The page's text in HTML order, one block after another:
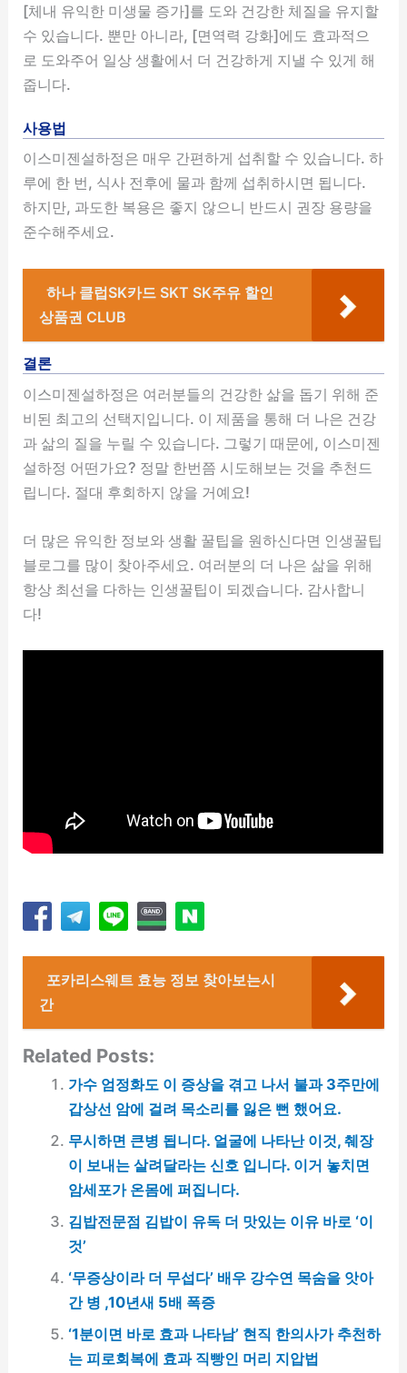
[체내 유익한 미생물 증가]를 도와 건강한 체질을 유지할
수 있습니다. 뿐만 아니라, [면역력 강화]에도 효과적으
로 도와주어 일상 생활에서 더 건강하게 지낼 수 있게 해
줍니다.
사용법
이스미젠설하정은 매우 간편하게 섭취할 수 있습니다. 하
루에 한 번, 식사 전후에 물과 함께 섭취하시면 됩니다.
하지만, 과도한 복용은 좋지 않으니 반드시 권장 용량을
준수해주세요.
하나 클럽SK카드 SKT SK주유 할인
상품권 CLUB
결론
이스미젠설하정은 여러분들의 건강한 삶을 돕기 위해 준
비된 최고의 선택지입니다. 이 제품을 통해 더 나은 건강
과 삶의 질을 누릴 수 있습니다. 그렇기 때문에, 이스미젠
설하정 어떤가요? 정말 한번쯤 시도해보는 것을 추천드
립니다. 절대 후회하지 않을 거예요!
더 많은 유익한 정보와 생활 꿀팁을 원하신다면 인생꿀팁
블로그를 많이 찾아주세요. 여러분의 더 나은 삶을 위해
항상 최선을 다하는 인생꿀팁이 되겠습니다. 감사합니
다!
포카리스웨트 효능 정보 찾아보는시
간
Related Posts:
가수 엄정화도 이 증상을 겪고 나서 불과 3주만에
갑상선 암에 걸려 목소리를 잃은 뻔 했어요.
무시하면 큰병 됩니다. 얼굴에 나타난 이것, 췌장
이 보내는 살려달라는 신호 입니다. 이거 놓치면
암세포가 온몸에 퍼집니다.
김밥전문점 김밥이 유독 더 맛있는 이유 바로 ‘이
것’
‘무증상이라 더 무섭다’ 배우 강수연 목숨을 앗아
간 병 ,10년새 5배 폭증
‘1분이면 바로 효과 나타남’ 현직 한의사가 추천하
는 피로회복에 효과 직빵인 머리 지압법